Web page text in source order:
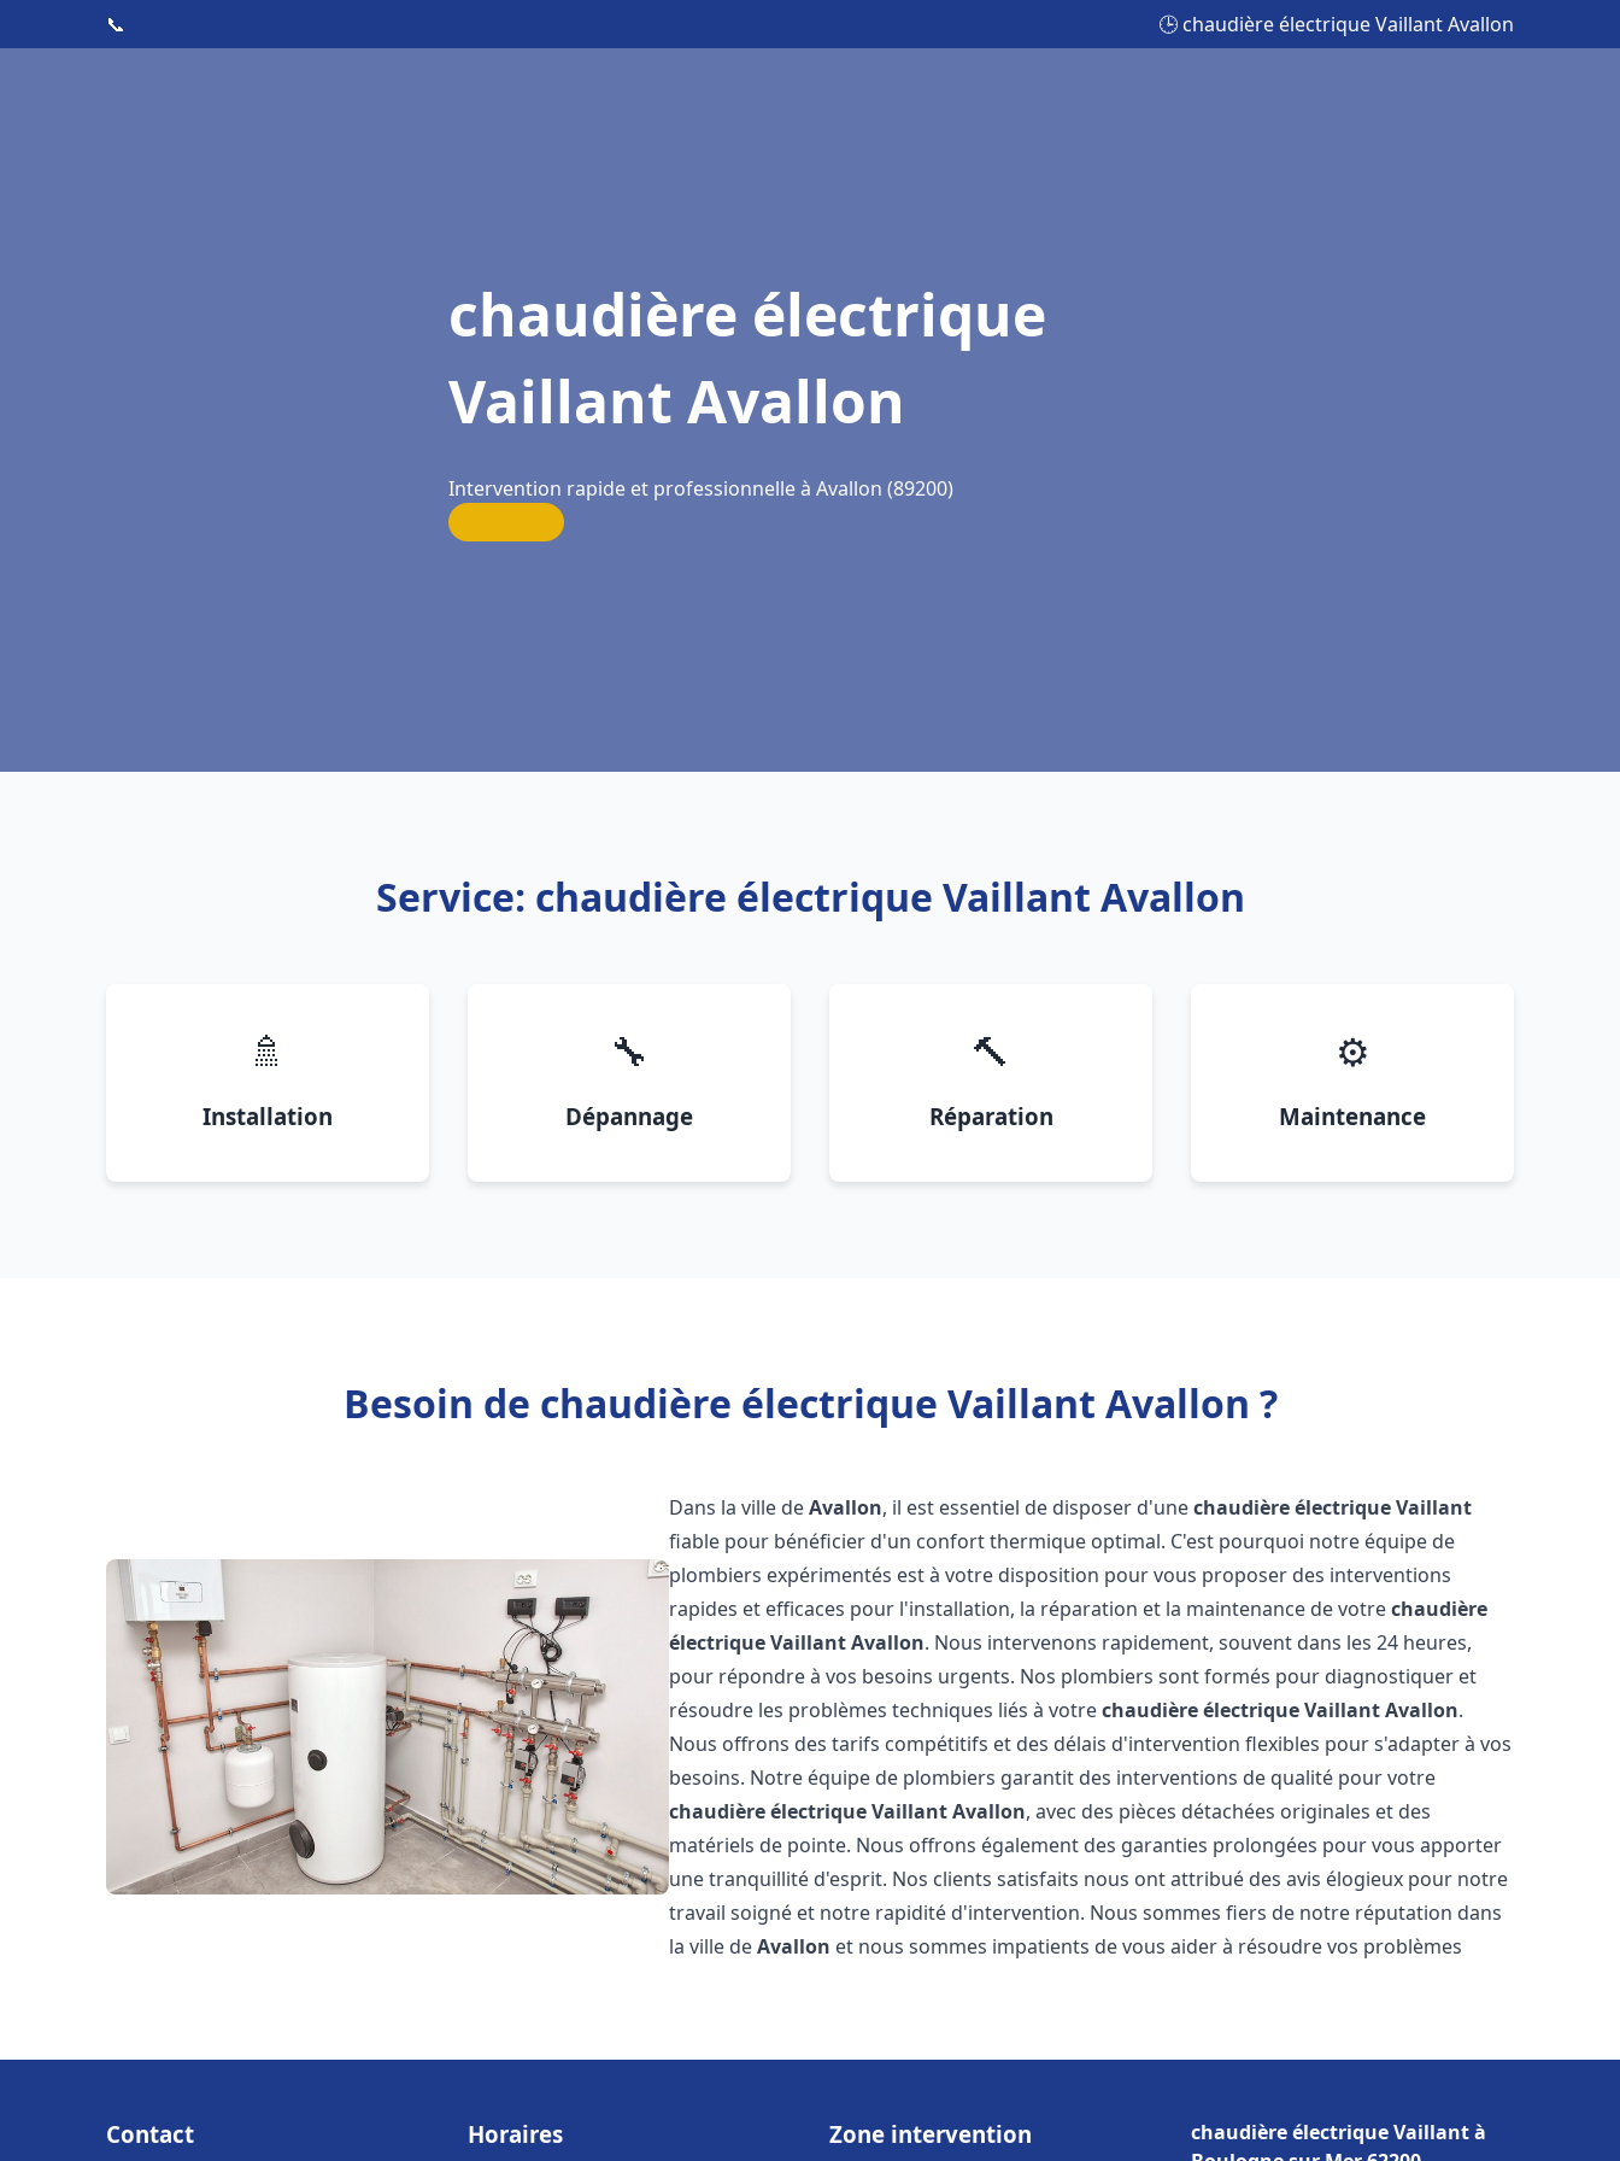
📞 🕒 chaudière électrique Vaillant Avallon
chaudière électrique
Vaillant Avallon
Intervention rapide et professionnelle à Avallon (89200)
Service: chaudière électrique Vaillant Avallon
🚿
Installation
🔧
Dépannage
🔨
Réparation
⚙️
Maintenance
Besoin de chaudière électrique Vaillant Avallon ?
Dans la ville deAvallon, il est essentiel de disposer d'unechaudière électrique Vaillant
fiable pour bénéficier d'un confort thermique optimal. C'est pourquoi notre équipe de
plombiers expérimentés est à votre disposition pour vous proposer des interventions
rapides et efficaces pour l'installation, la réparation et la maintenance de votrechaudière
électrique VaillantAvallon. Nous intervenons rapidement, souvent dans les 24 heures,
pour répondre à vos besoins urgents. Nos plombiers sont formés pour diagnostiquer et
résoudre les problèmes techniques liés à votrechaudière électrique VaillantAvallon.
Nous offrons des tarifs compétitifs et des délais d'intervention flexibles pour s'adapter à vos
besoins. Notre équipe de plombiers garantit des interventions de qualité pour votre
chaudière électrique VaillantAvallon, avec des pièces détachées originales et des
matériels de pointe. Nous offrons également des garanties prolongées pour vous apporter
une tranquillité d'esprit. Nos clients satisfaits nous ont attribué des avis élogieux pour notre
travail soigné et notre rapidité d'intervention. Nous sommes fiers de notre réputation dans
la ville deAvallon et nous sommes impatients de vous aider à résoudre vos problèmes
Contact Horaires Zone intervention
chaudière électrique Vaillant à